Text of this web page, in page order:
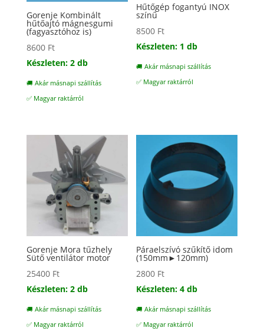
Gorenje Kombinált
hűtőajtó mágnesgumi
(fagyasztóhoz is)
8600 Ft
Készleten: 2 db
🚚 Akár másnapi szállítás
✅ Magyar raktárról
Hűtőgép fogantyú INOX
színű
8500 Ft
Készleten: 1 db
🚚 Akár másnapi szállítás
✅ Magyar raktárról
Gorenje Mora tűzhely
Sütő ventilátor motor
25400 Ft
Készleten: 2 db
🚚 Akár másnapi szállítás
✅ Magyar raktárról
Páraelszívó szűkítő idom
(150mm►120mm)
2800 Ft
Készleten: 4 db
🚚 Akár másnapi szállítás
✅ Magyar raktárról